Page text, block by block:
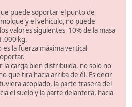
puede soportar el punto de
y el vehículo, no puede
valores siguientes: 10% de la masa
kg.
la fuerza máxima vertical
la carga bien distribuida, no solo no
que tira hacia arriba de él. Es decir
acoplado, la parte trasera del
el suelo y la parte delantera, hacia